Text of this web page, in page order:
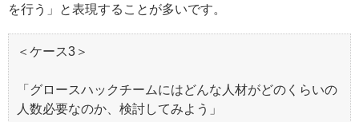
を行う」と表現することが多いです。
＜ケース3＞
「グロースハックチームにはどんな人材がどのくらいの
人数必要なのか、検討してみよう」